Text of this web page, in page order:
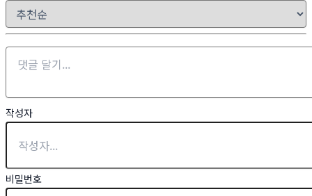
작성자
비밀번호